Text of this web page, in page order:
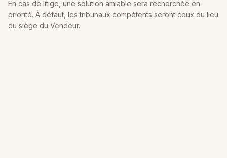
En cas de litige, une solution amiable sera recherchée en
priorité. À défaut, les tribunaux compétents seront ceux du lieu
du siège du Vendeur.